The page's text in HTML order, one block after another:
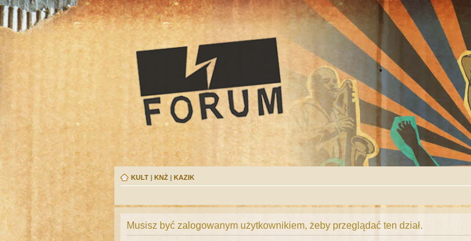
KULT | KNŻ | KAZIK
Musisz być zalogowanym użytkownikiem, żeby przeglądać ten dział.